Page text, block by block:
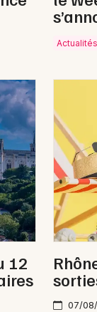
Actualités
12
07/